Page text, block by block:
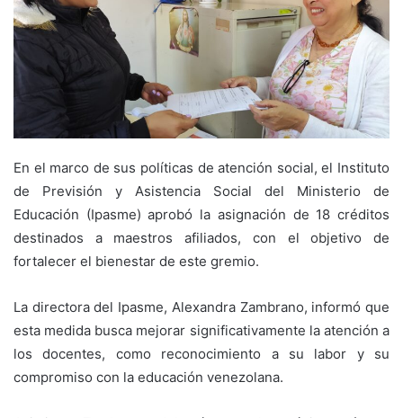
En el marco de sus políticas de atención social, el Instituto
de Previsión y Asistencia Social del Ministerio de
Educación (Ipasme) aprobó la asignación de 18 créditos
destinados a maestros afiliados, con el objetivo de
fortalecer el bienestar de este gremio.
La directora del Ipasme, Alexandra Zambrano, informó que
esta medida busca mejorar significativamente la atención a
los docentes, como reconocimiento a su labor y su
compromiso con la educación venezolana.